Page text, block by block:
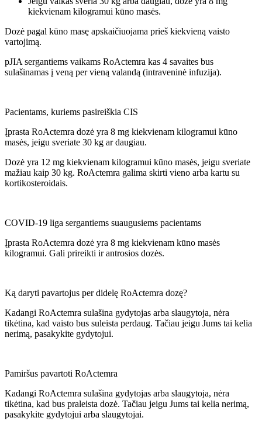
kiekvienam kilogramui kūno masės.
Dozė pagal kūno masę apskaičiuojama prieš kiekvieną vaisto
vartojimą.
pJIA sergantiems vaikams RoActemra kas 4 savaites bus
sulašinamas į veną per vieną valandą (intraveninė infuzija).
Pacientams, kuriems pasireiškia CIS
Įprasta RoActemra dozė yra 8 mg kiekvienam kilogramui kūno
masės, jeigu sveriate 30 kg ar daugiau.
Dozė yra 12 mg kiekvienam kilogramui kūno masės, jeigu sveriate
mažiau kaip 30 kg. RoActemra galima skirti vieno arba kartu su
kortikosteroidais.
COVID-19 liga sergantiems suaugusiems pacientams
Įprasta RoActemra dozė yra 8 mg kiekvienam kūno masės
kilogramui. Gali prireikti ir antrosios dozės.
Ką daryti pavartojus per didelę RoActemra dozę?
Kadangi RoActemra sulašina gydytojas arba slaugytoja, nėra
tikėtina, kad vaisto bus suleista perdaug. Tačiau jeigu Jums tai kelia
nerimą, pasakykite gydytojui.
Pamiršus pavartoti RoActemra
Kadangi RoActemra sulašina gydytojas arba slaugytoja, nėra
tikėtina, kad bus praleista dozė. Tačiau jeigu Jums tai kelia nerimą,
pasakykite gydytojui arba slaugytojai.